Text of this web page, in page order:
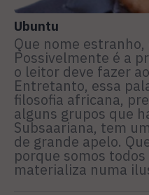
Ubuntu
Que nome
Possivelmente é a
o leitor deve fazer
Entretanto, essa
filosofia africana,
alguns grupos que
Subsaariana, tem
de grande apelo.
porque somos
materializa numa